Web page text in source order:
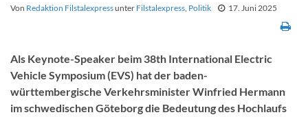
Von Redaktion Filstalexpressunter Filstalexpress, Politik 17. Juni 2025
Als Keynote-Speaker beim 38th International Electric
Vehicle Symposium (EVS) hat der baden-
württembergische Verkehrsminister Winfried Hermann
im schwedischen Göteborg die Bedeutung des Hochlaufs